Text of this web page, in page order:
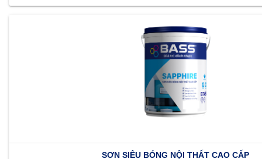
SƠN SIÊU BÓNG NỘI THẤT CAO CẤP